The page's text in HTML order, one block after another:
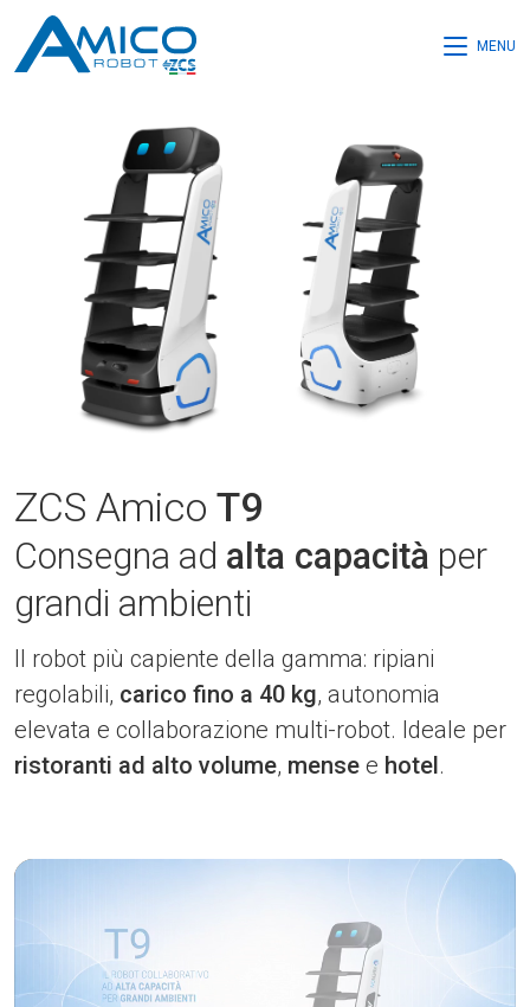
MENU
ZCS Amico T9
Consegna ad alta capacità per
grandi ambienti
Il robot più capiente della gamma: ripiani
regolabili, carico fino a 40 kg, autonomia
elevata e collaborazione multi-robot. Ideale per
ristoranti ad alto volume, mense e hotel.